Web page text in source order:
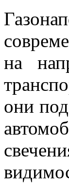
на
они